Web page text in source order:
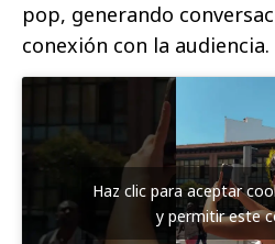
pop, generando
conexión con la audiencia.
Haz clic para aceptar
y permitir este